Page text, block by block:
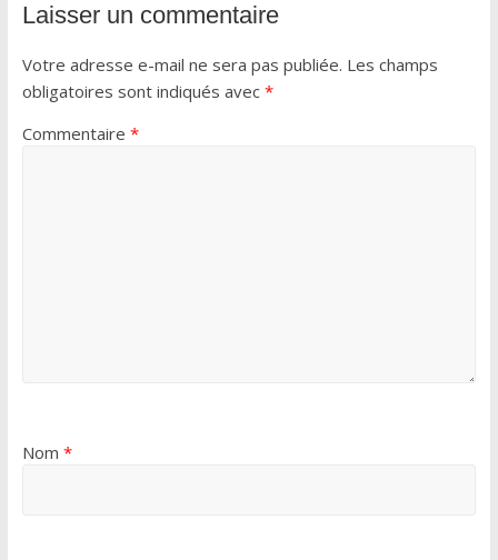
Laisser un commentaire
Votre adresse e-mail ne sera pas publiée. Les champs
obligatoires sont indiqués avec *
Commentaire *
Nom *